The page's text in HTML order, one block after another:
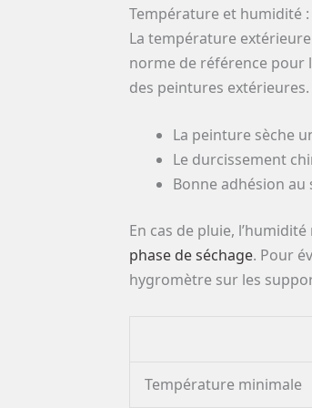
Température et humidité
La température
norme de référence pour
des peintures
La peinture sèche
Le durcissement
Bonne adhésion au
En cas de pluie,
phase de séchage. Pour
hygromètre sur les
Température minimale